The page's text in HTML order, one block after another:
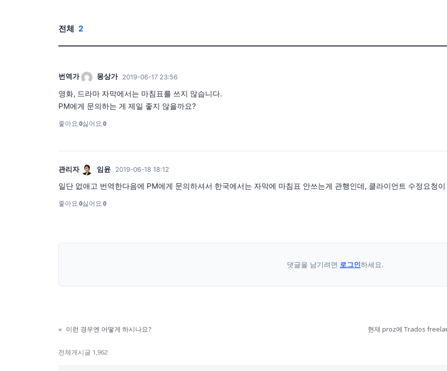
전체 2
번역가 몽상가 2019-06-17 23:56
영화, 드라마 자막에서는 마침표를 쓰지 않습니다.
PM에게 문의하는 게 제일 좋지 않을까요?
좋아요 0싫어요 0
관리자 임윤 2019-06-18 18:12
일단 없애고 번역한다음에 PM에게 문의하셔서 한국에서는 자막에 마침표 안쓰는게 관행인데, 클라이언트 수정요청
좋아요 0싫어요 0
댓글을 남기려면 로그인하세요.
« 이런 경우엔 어떻게 하시나요? 현재 proz에 Trados
전체게시글 1,962